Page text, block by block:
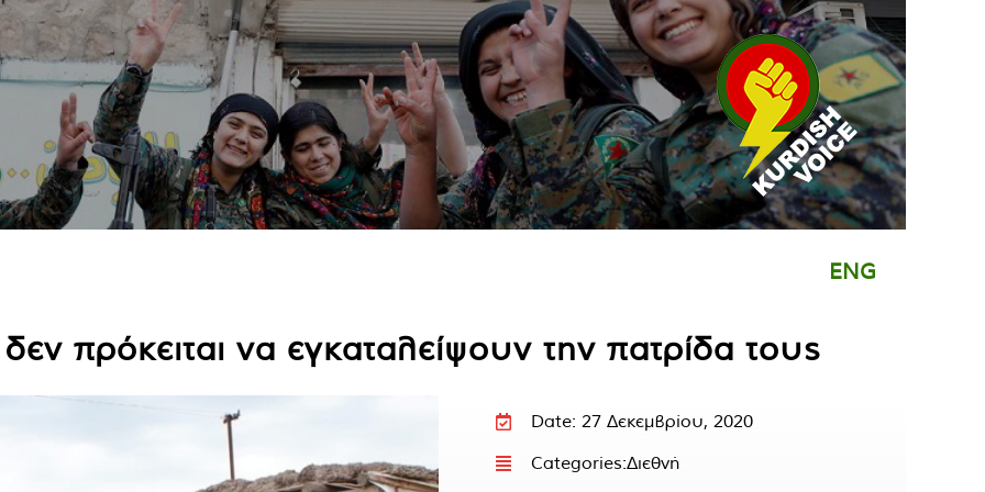
ENG
πρόκειται να εγκαταλείψουν την πατρίδα τους
Date: 27 Δεκεμβρίου, 2020
Categories:Διεθνή